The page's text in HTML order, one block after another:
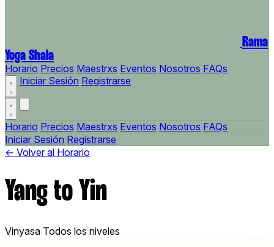
Rama
Yoga Shala
Horario Precios Maestrxs Eventos Nosotros FAQs
Iniciar Sesión Registrarse
Horario Precios Maestrxs Eventos Nosotros FAQs
Iniciar Sesión Registrarse
← Volver al Horario
Yang to Yin
Vinyasa Todos los niveles